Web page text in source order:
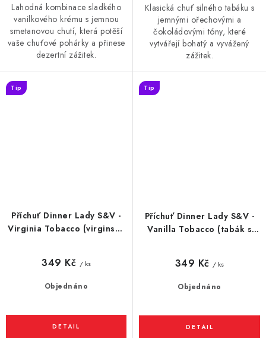
Lahodná kombinace sladkého
vanilkového krému s jemnou
smetanovou chutí, která potěší
vaše chuťové pohárky a přinese
dezertní zážitek.
Klasická chuť silného tabáku s
jemnými ořechovými a
čokoládovými tóny, které
vytvářejí bohatý a vyvážený
zážitek.
Příchuť Dinner Lady S&V -
Virginia Tobacco (virginský
Tip
Objednáno
349 Kč / ks
Příchuť Dinner Lady S&V -
Vanilla Tobacco (tabák s
Tip
Objednáno
349 Kč / ks